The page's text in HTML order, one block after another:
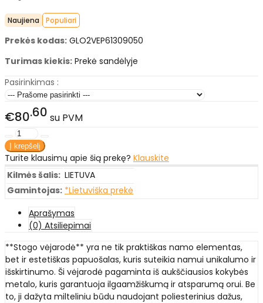
Naujiena Populiari
Prekės kodas: GLO2VEP61309050
Turimas kiekis: Prekė sandėlyje
Pasirinkimas :
€80 60 su PVM
Turite klausimų apie šią prekę? Klauskite
Kilmės šalis: LIETUVA
Gamintojas: *Lietuviška prekė
Aprašymas
(0) Atsiliepimai
**Stogo vėjarodė** yra ne tik praktiškas namo elementas,
bet ir estetiškas papuošalas, kuris suteikia namui unikalumo ir
išskirtinumo. Ši vėjarodė pagaminta iš aukščiausios kokybės
metalo, kuris garantuoja ilgaamžiškumą ir atsparumą orui. Be
to, ji dažyta milteliniu būdu naudojant poliesterinius dažus,